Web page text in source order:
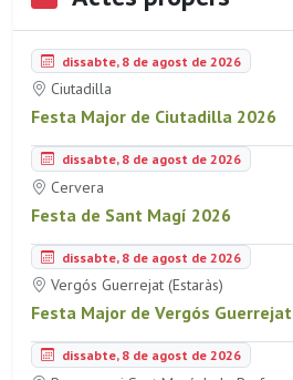
dissabte, 8 de agost de 2026
Ciutadilla
Festa Major de Ciutadilla 2026
dissabte, 8 de agost de 2026
Cervera
Festa de Sant Magí 2026
dissabte, 8 de agost de 2026
Vergós Guerrejat (Estaràs)
Festa Major de Vergós
dissabte, 8 de agost de 2026